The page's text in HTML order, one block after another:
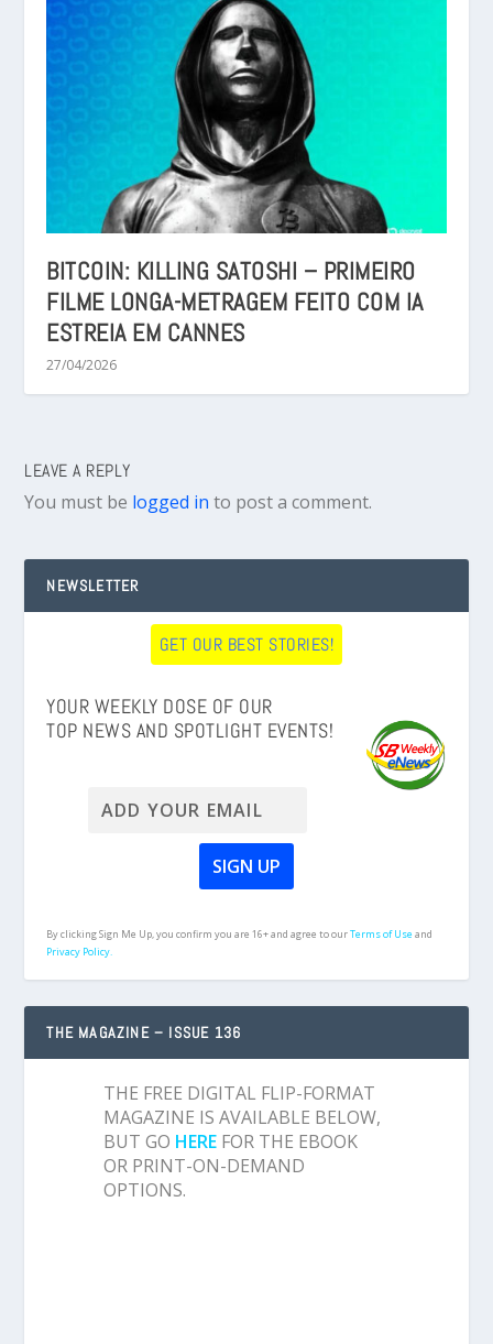
BITCOIN: KILLING SATOSHI – PRIMEIRO
FILME LONGA-METRAGEM FEITO COM IA
ESTREIA EM CANNES
27/04/2026
LEAVE A REPLY
You must be logged in to post a comment.
NEWSLETTER
GET OUR BEST STORIES!
YOUR WEEKLY DOSE OF OUR
TOP NEWS AND SPOTLIGHT EVENTS!
By clicking Sign Me Up, you confirm you are 16+ and agree to ourTerms of Useand
Privacy Policy.
THE MAGAZINE – ISSUE 136
THE FREE DIGITAL FLIP-FORMAT
MAGAZINE IS AVAILABLE BELOW,
BUT GO HERE FOR THE EBOOK
OR PRINT-ON-DEMAND
OPTIONS.